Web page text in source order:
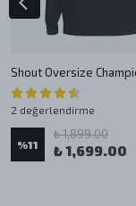
2 değerlendirme
%11
₺ 1,899.00
₺ 1,699.00